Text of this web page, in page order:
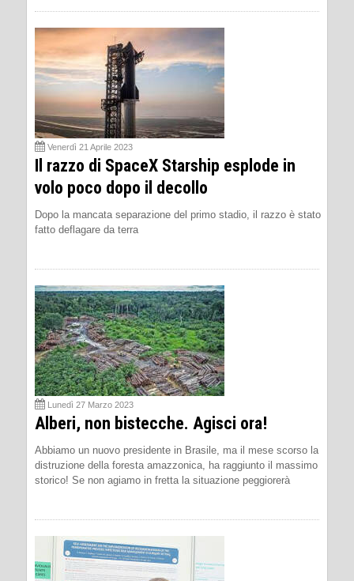
Venerdì 21 Aprile 2023
Il razzo di SpaceX Starship esplode in
volo poco dopo il decollo
Dopo la mancata separazione del primo stadio, il razzo è stato
fatto deflagare da terra
Lunedì 27 Marzo 2023
Alberi, non bistecche. Agisci ora!
Abbiamo un nuovo presidente in Brasile, ma il mese scorso la
distruzione della foresta amazzonica, ha raggiunto il massimo
storico! Se non agiamo in fretta la situazione peggiorerà